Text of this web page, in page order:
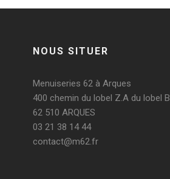
NOUS SITUER
Menuiseries 62 à Arques
400 chemin du lobel Z.A du lobel B
62 510 ARQUES
03 21 38 14 44
contact@m62.fr